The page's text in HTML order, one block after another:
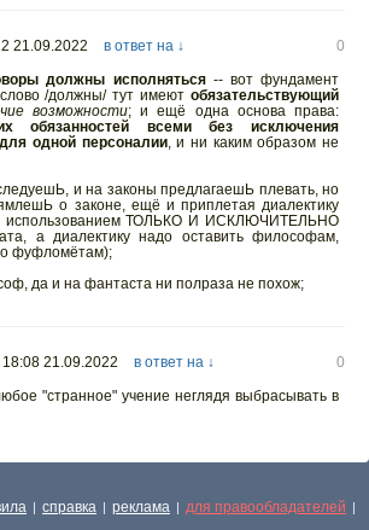
21.09.2022 в ответ на ↓
0
должны исполняться-- вот фундамент
/должны/ тут имеют обязательствующий
возможности; и ещё одна основа права:
обязанностей всеми без исключения
одной персоналии, и ни каким образом не
и на законы предлагаешЬ плевать, но
о законе, ещё и приплетая диалектику
использованием ТОЛЬКО И ИСКЛЮЧИТЕЛЬНО
а диалектику надо оставить философам,
фуфломётам);
да и на фантаста ни полраза не похож;
18:08 21.09.2022 в ответ на ↓
0
"странное" учение неглядя выбрасывать в
| справка | реклама | для правообладателей |